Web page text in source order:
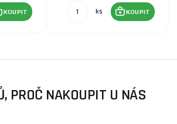
KOUPIT ks KOUPIT
PROČ NAKOUPIT U NÁS